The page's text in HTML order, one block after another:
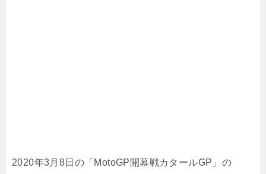
2020年3月8日の「MotoGP開幕戦カタールGP」の